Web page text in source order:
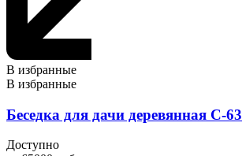
В избранные
В избранные
Беседка для дачи деревянная С-63
Доступно